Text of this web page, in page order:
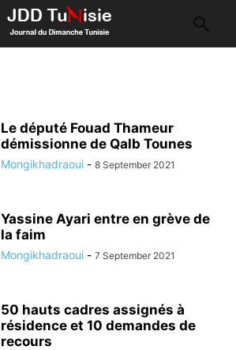
Le député Fouad Thameur
démissionne de Qalb Tounes
Mongikhadraoui - 8 September 2021
Yassine Ayari entre en grève de
la faim
Mongikhadraoui - 7 September 2021
50 hauts cadres assignés à
résidence et 10 demandes de
recours